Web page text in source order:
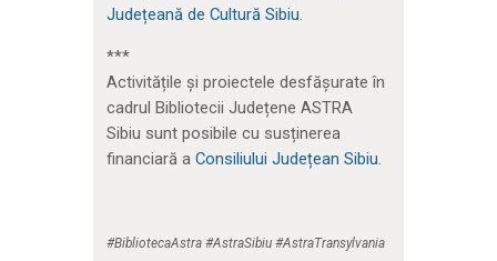
Județeană de Cultură Sibiu.
***
Activitățile și proiectele desfășurate în
cadrul Bibliotecii Județene ASTRA
Sibiu sunt posibile cu susținerea
financiară a Consiliului Județean Sibiu.
#BibliotecaAstra #AstraSibiu #AstraTransylvania